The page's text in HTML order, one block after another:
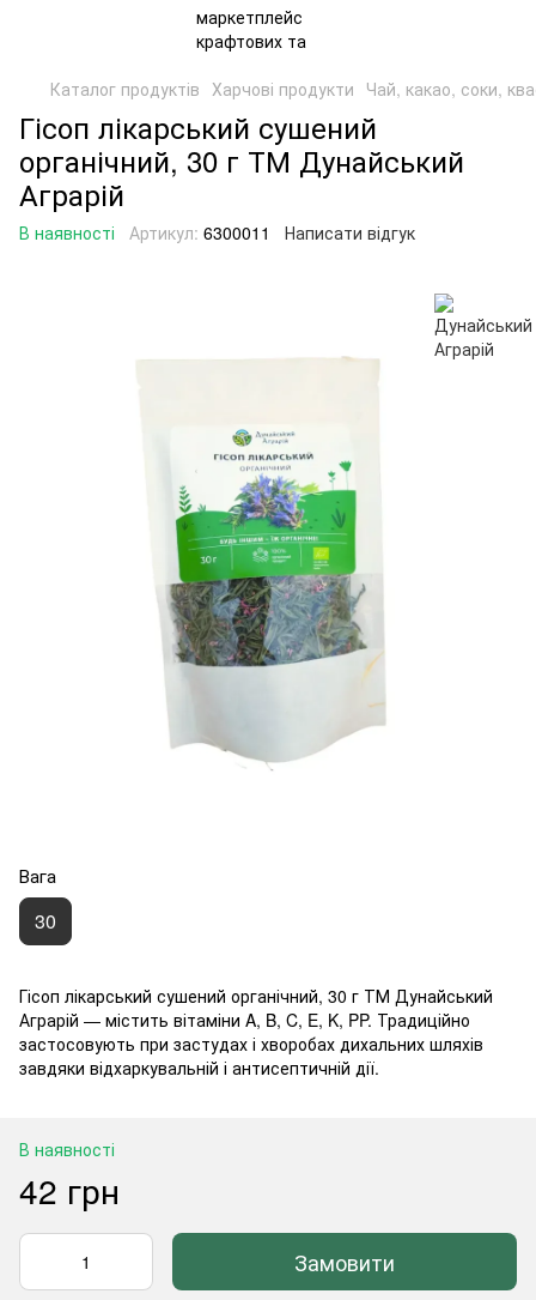
Каталог продуктів Харчові продукти Чай, какао, соки,
Гісоп лікарський сушений
органічний, 30 г ТМ Дунайський
Аграрій
В наявності Артикул: 6300011 Написати відгук
Вага
30
Гісоп лікарський сушений органічний, 30 г ТМ Дунайський
Аграрій — містить вітаміни A, B, C, E, K, PP. Традиційно
застосовують при застудах і хворобах дихальних шляхів
завдяки відхаркувальній і антисептичній дії.
В наявності
42 грн
Замовити